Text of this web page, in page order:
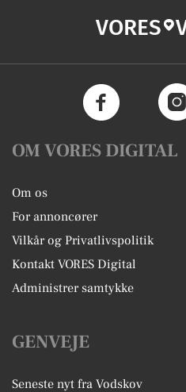
VORES
OM VORES DIGITAL
Om os
For annoncører
Vilkår og Privatlivspolitik
Kontakt VORES Digital
Administrer samtykke
GENVEJE
Seneste nyt fra Vodskov